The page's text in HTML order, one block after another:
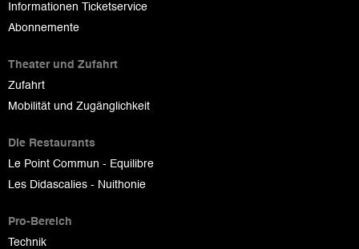
Informationen Ticketservice
Abonnemente
Theater und Zufahrt
Zufahrt
Mobilität und Zugänglichkeit
Die Restaurants
Le Point Commun - Equilibre
Les Didascalies - Nuithonie
Pro-Bereich
Technik